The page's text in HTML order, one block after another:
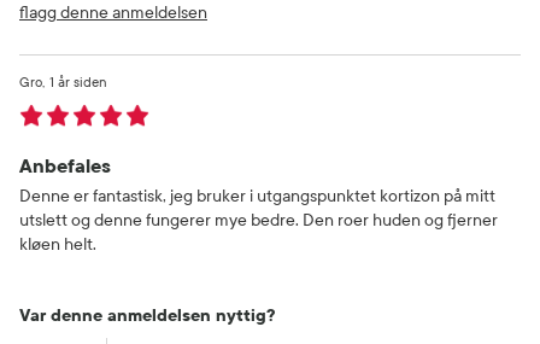
flagg denne anmeldelsen
Anbefales
1 år siden
Gro
Denne er fantastisk, jeg bruker i utgangspunktet kortizon på mitt
utslett og denne fungerer mye bedre. Den roer huden og fjerner
kløen helt.
Var denne anmeldelsen nyttig?